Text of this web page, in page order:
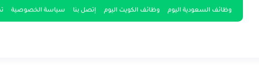
وظائف السعودية اليوم وظائف الكويت اليوم إتصل بنا سياسة الخصوصية